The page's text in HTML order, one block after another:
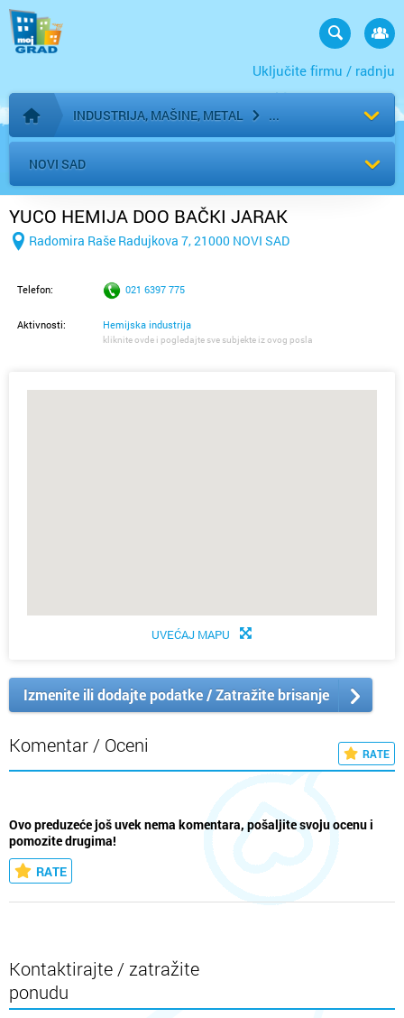
Uključite firmu / radnju
Početna stranica
INDUSTRIJA, MAŠINE, METAL
NOVI SAD
YUCO HEMIJA DOO BAČKI JARAK
Radomira Raše Radujkova 7, 21000 NOVI SAD
Telefon: 021 6397 775
Aktivnosti: Hemijska industrija
kliknite ovde i pogledajte sve subjekte iz ovog posla
UVEĆAJ MAPU
Izmenite ili dodajte podatke / Zatražite brisanje
Komentar / Oceni RATE
Ovo preduzeće još uvek nema komentara, pošaljite svoju ocenu i
pomozite drugima!
RATE
Kontaktirajte / zatražite
ponudu